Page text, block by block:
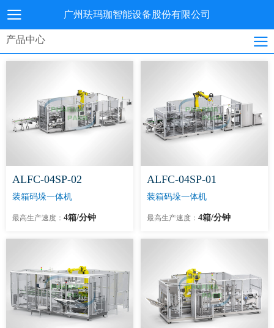
广州珐玛珈智能设备股份有限公司
产品中心
ALFC-04SP-02
装箱码垛一体机
最高生产速度： 4箱/分钟
ALFC-04SP-01
装箱码垛一体机
最高生产速度： 4箱/分钟